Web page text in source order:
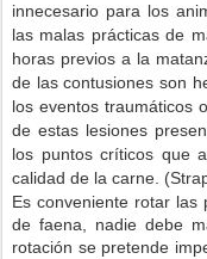
innecesario para los
las malas prácticas de
horas previos a la
de las contusiones son
los eventos traumáticos
de estas lesiones
los puntos críticos que
calidad de la carne.
Es conveniente rotar las
de faena, nadie debe
rotación se pretende